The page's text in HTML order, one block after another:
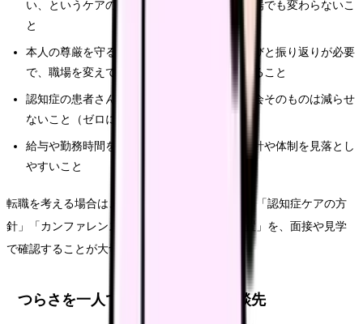
い、というケアの本質的な難しさは、どの職場でも変わらないこ
と
本人の尊厳を守る関わりには、自分自身の学びと振り返りが必要
で、職場を変えても自分で取り組む部分が残ること
認知症の患者さんが多い職場では、関わる機会そのものは減らせ
ないこと（ゼロにはできない）
給与や勤務時間を優先して選ぶと、ケアの方針や体制を見落とし
やすいこと
転職を考える場合は、求人票の条件だけでなく、「認知症ケアの方
針」「カンファレンスや教育の体制」「人員配置」を、面接や見学
で確認することが大切です。
つらさを一人で抱えないための相談先